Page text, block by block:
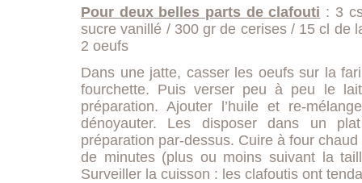
Pour deux belles parts de clafouti : 3
sucre vanillé / 300 gr de cerises / 15 cl de
2 oeufs
Dans une jatte, casser les oeufs sur la
fourchette. Puis verser peu à peu le
préparation. Ajouter l’huile et re-
dénoyauter. Les disposer dans un
préparation par-dessus. Cuire à four
de minutes (plus ou moins suivant la
Surveiller la cuisson : les clafoutis ont